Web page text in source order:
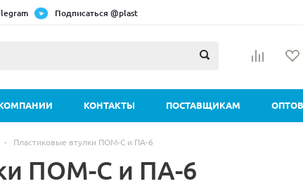
Подписаться @plast
КОНТАКТЫ ПОСТАВЩИКАМ
- Пластиковые втулки ПОМ-С и ПА-6
ПОМ-С и ПА-6